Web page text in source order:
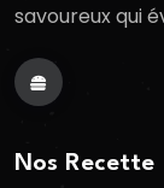
savoureux qui
Nos Recette